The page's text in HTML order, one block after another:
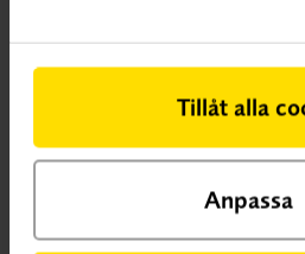
Tillåt alla
Anpassa
systematiska översikterna att
förbättrar behandling av
benvävnadsdöd, men att fler
kontrollerade studier behövs.
SBU har inte tagit ställning i
enskilda studiernas kvalitet inte